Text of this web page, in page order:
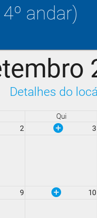
andar)
Detalhes do
Qui
2 3
add_circle
9 10
add_circle